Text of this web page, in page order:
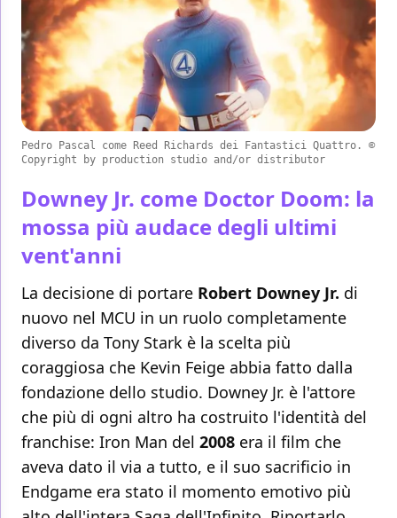
Pedro Pascal come Reed Richards dei Fantastici Quattro. ©
Copyright by production studio and/or distributor
Downey Jr. come Doctor Doom: la
mossa più audace degli ultimi
vent'anni
La decisione di portare Robert Downey Jr. di
nuovo nel MCU in un ruolo completamente
diverso da Tony Stark è la scelta più
coraggiosa che Kevin Feige abbia fatto dalla
fondazione dello studio. Downey Jr. è l'attore
che più di ogni altro ha costruito l'identità del
franchise: Iron Man del 2008 era il film che
aveva dato il via a tutto, e il suo sacrificio in
Endgame era stato il momento emotivo più